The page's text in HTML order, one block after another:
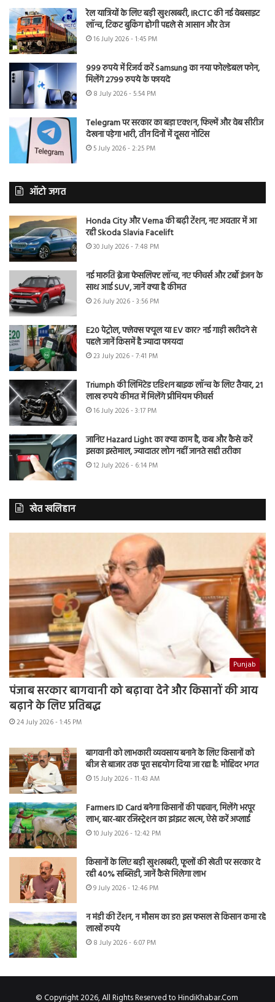
रेल यात्रियों के लिए बड़ी खुशखबरी, IRCTC की नई वेबसाइट
लॉन्च, टिकट बुकिंग होगी पहले से आसान और तेज
16 July 2026 - 1:45 PM
999 रुपये में रिजर्व करें Samsung का नया फोल्डेबल फोन,
मिलेंगे 2799 रुपये के फायदे
8 July 2026 - 5:54 PM
Telegram पर सरकार का बड़ा एक्शन, फिल्में और वेब सीरीज
देखना पड़ेगा भारी, तीन दिनों में दूसरा नोटिस
5 July 2026 - 2:25 PM
ऑटो जगत
Honda City और Verna की बढ़ी टेंशन, नए अवतार में आ
रही Skoda Slavia Facelift
30 July 2026 - 7:48 PM
नई मारुति ब्रेजा फेसलिफ्ट लॉन्च, नए फीचर्स और टर्बो इंजन के
साथ आई SUV, जानें क्या है कीमत
26 July 2026 - 3:56 PM
E20 पेट्रोल, फ्लेक्स फ्यूल या EV कार? नई गाड़ी खरीदने से
पहले जानें किसमें है ज्यादा फायदा
23 July 2026 - 7:41 PM
Triumph की लिमिटेड एडिशन बाइक लॉन्च के लिए तैयार, 21
लाख रुपये कीमत में मिलेंगे प्रीमियम फीचर्स
16 July 2026 - 3:17 PM
जानिए Hazard Light का क्या काम है, कब और कैसे करें
इसका इस्तेमाल, ज्यादातर लोग नहीं जानते सही तरीका
12 July 2026 - 6:14 PM
खेत खलिहान
Punjab
पंजाब सरकार बागवानी को बढ़ावा देने और किसानों की आय
बढ़ाने के लिए प्रतिबद्ध
24 July 2026 - 1:45 PM
बागवानी को लाभकारी व्यवसाय बनाने के लिए किसानों को
बीज से बाजार तक पूरा सहयोग दिया जा रहा है: मोहिंदर भगत
15 July 2026 - 11:43 AM
Farmers ID Card बनेगा किसानों की पहचान, मिलेंगे भरपूर
लाभ, बार-बार रजिस्ट्रेशन का झंझट खत्म, ऐसे करें अप्लाई
10 July 2026 - 12:42 PM
किसानों के लिए बड़ी खुशखबरी, फूलों की खेती पर सरकार दे
रही 40% सब्सिडी, जानें कैसे मिलेगा लाभ
9 July 2026 - 12:46 PM
न मंडी की टेंशन, न मौसम का डर! इस फसल से किसान कमा रहे
लाखों रुपये
8 July 2026 - 6:07 PM
© Copyright 2026, All Rights Reserved to HindiKhabar.Com